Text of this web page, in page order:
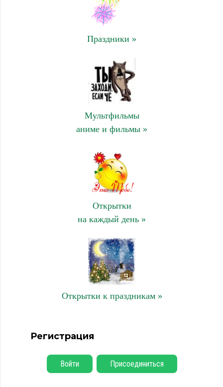
Праздники »
Мультфильмы
аниме и фильмы »
Открытки
на каждый день »
Открытки к праздникам »
Регистрация
Войти Присоединиться